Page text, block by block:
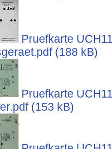
Pruefkarte
(188 kB)
Pruefkarte
(153 kB)